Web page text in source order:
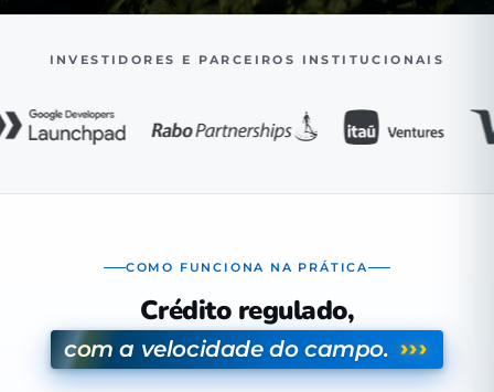
INVESTIDORES E PARCEIROS INSTITUCIONAIS
COMO FUNCIONA NA PRÁTICA
Crédito regulado,
com a velocidade do campo. ›››